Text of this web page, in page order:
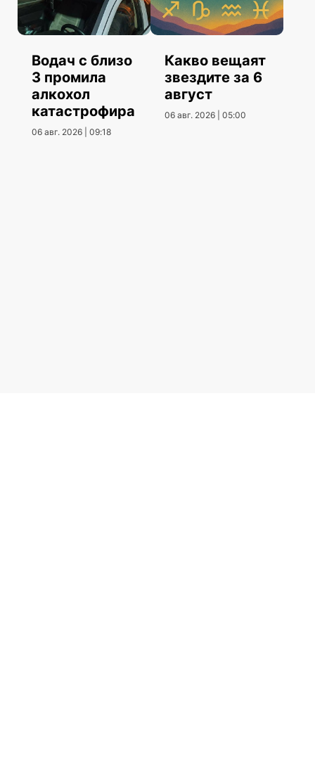
Водач с близо
3 промила
алкохол
катастрофира
06 авг. 2026 | 09:18
Какво вещаят
звездите за 6
август
06 авг. 2026 | 05:00